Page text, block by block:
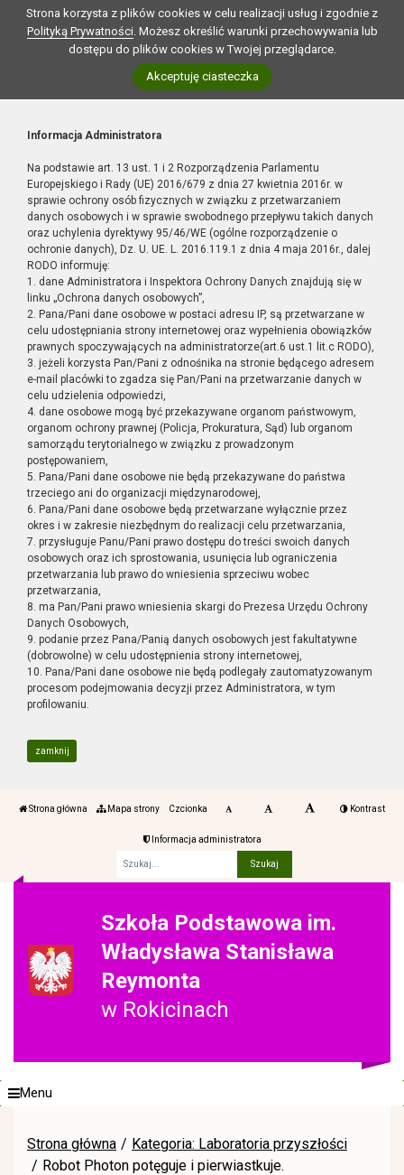
Strona korzysta z plików cookies w celu realizacji usług i zgodnie z
Polityką Prywatności. Możesz określić warunki przechowywania lub
dostępu do plików cookies w Twojej przeglądarce.
Akceptuję ciasteczka
Informacja Administratora
Na podstawie art. 13 ust. 1 i 2 Rozporządzenia Parlamentu
Europejskiego i Rady (UE) 2016/679 z dnia 27 kwietnia 2016r. w
sprawie ochrony osób fizycznych w związku z przetwarzaniem
danych osobowych i w sprawie swobodnego przepływu takich danych
oraz uchylenia dyrektywy 95/46/WE (ogólne rozporządzenie o
ochronie danych), Dz. U. UE. L. 2016.119.1 z dnia 4 maja 2016r., dalej
RODO informuję:
1. dane Administratora i Inspektora Ochrony Danych znajdują się w
linku „Ochrona danych osobowych”,
2. Pana/Pani dane osobowe w postaci adresu IP, są przetwarzane w
celu udostępniania strony internetowej oraz wypełnienia obowiązków
prawnych spoczywających na administratorze(art.6 ust.1 lit.c RODO),
3. jeżeli korzysta Pan/Pani z odnośnika na stronie będącego adresem
e-mail placówki to zgadza się Pan/Pani na przetwarzanie danych w
celu udzielenia odpowiedzi,
4. dane osobowe mogą być przekazywane organom państwowym,
organom ochrony prawnej (Policja, Prokuratura, Sąd) lub organom
samorządu terytorialnego w związku z prowadzonym
postępowaniem,
5. Pana/Pani dane osobowe nie będą przekazywane do państwa
trzeciego ani do organizacji międzynarodowej,
6. Pana/Pani dane osobowe będą przetwarzane wyłącznie przez
okres i w zakresie niezbędnym do realizacji celu przetwarzania,
7. przysługuje Panu/Pani prawo dostępu do treści swoich danych
osobowych oraz ich sprostowania, usunięcia lub ograniczenia
przetwarzania lub prawo do wniesienia sprzeciwu wobec
przetwarzania,
8. ma Pan/Pani prawo wniesienia skargi do Prezesa Urzędu Ochrony
Danych Osobowych,
9. podanie przez Pana/Panią danych osobowych jest fakultatywne
(dobrowolne) w celu udostępnienia strony internetowej,
10. Pana/Pani dane osobowe nie będą podlegały zautomatyzowanym
procesom podejmowania decyzji przez Administratora, w tym
profilowaniu.
zamknij
Strona główna Mapa strony Czcionka Kontrast
Informacja administratora
Szkoła Podstawowa im.
Władysława Stanisława
Reymonta
w Rokicinach
Menu
Strona główna
Kategoria: Laboratoria przyszłości
Robot Photon potęguje i pierwiastkuje.